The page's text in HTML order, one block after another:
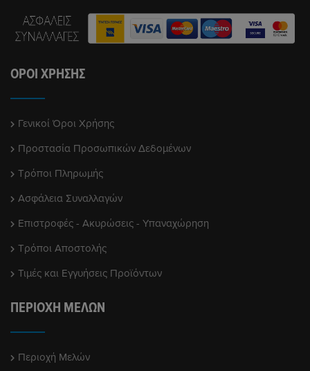
ΌΡΟΙ ΧΡΉΣΗΣ
Γενικοί Όροι Χρήσης
Προστασία Προσωπικών Δεδομένων
Τρόποι Πληρωμής
Ασφάλεια Συναλλαγών
Επιστροφές - Ακυρώσεις - Υπαναχώρηση
Τρόποι Αποστολής
Τιμές και Εγγυήσεις Προϊόντων
ΠΕΡΙΟΧΉ ΜΕΛΏΝ
Περιοχή Μελών